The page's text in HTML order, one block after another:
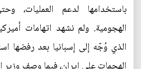
باستخدامها لدعم العمليات،
الهجومية. ولم نشهد اتهامات
الذي وُجّه إلى إسبانيا بعد رفضها